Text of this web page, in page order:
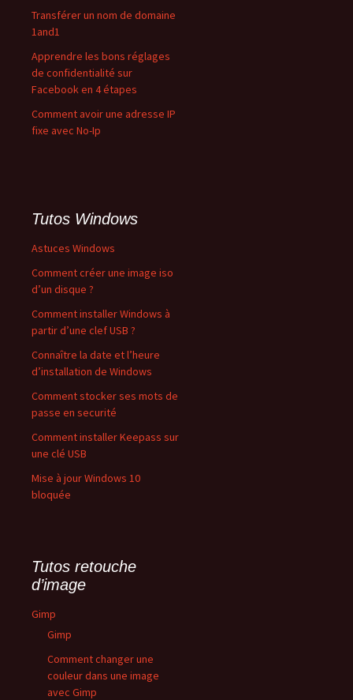
Transférer un nom de domaine
1and1
Apprendre les bons réglages
de confidentialité sur
Facebook en 4 étapes
Comment avoir une adresse IP
fixe avec No-Ip
Tutos Windows
Astuces Windows
Comment créer une image iso
d’un disque ?
Comment installer Windows à
partir d’une clef USB ?
Connaître la date et l’heure
d’installation de Windows
Comment stocker ses mots de
passe en securité
Comment installer Keepass sur
une clé USB
Mise à jour Windows 10
bloquée
Tutos retouche
d’image
Gimp
Gimp
Comment changer une
couleur dans une image
avec Gimp